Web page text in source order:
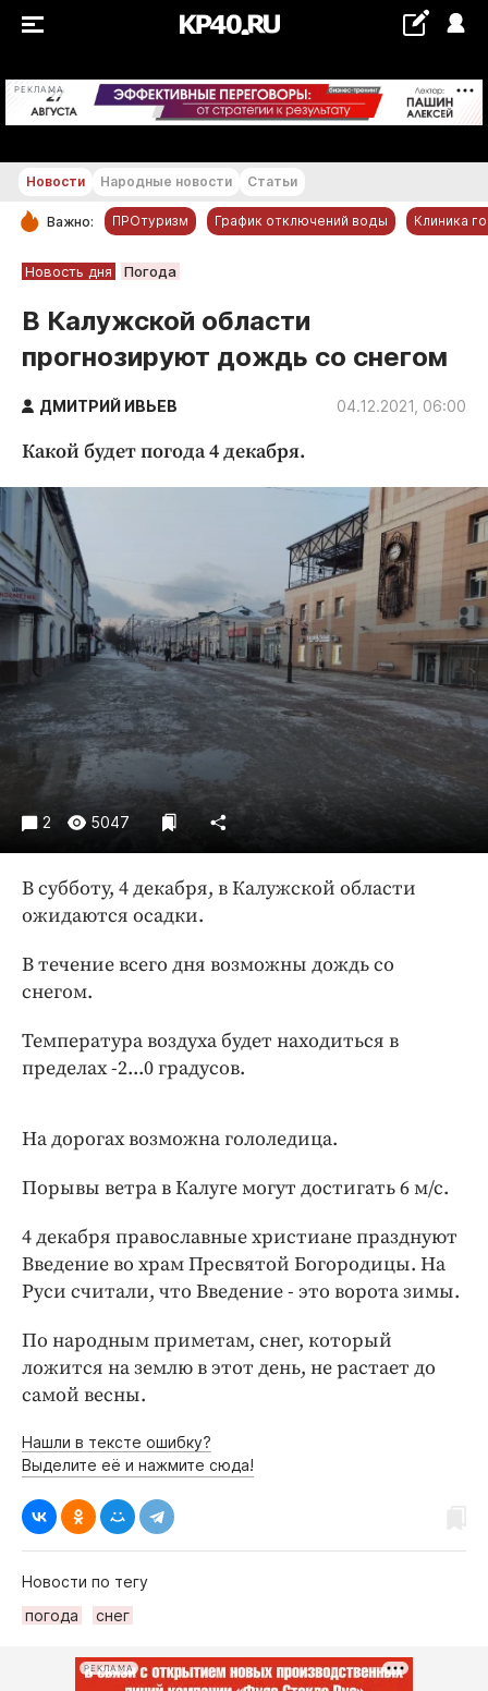
РЕКЛАМА +27...+28 °С
РУБРИКИ
Новости компаний
Статьи
Народные новости
Авто и транспорт
Благоустройство
Культура
Недвижимость и ЖКХ
Образование
Общество
Погода
Праздники
Происшествия
Спорт
Экономика и бизнес
Блоги
Издания
Бренд года
Работодатель года
Новости Народные новости Статьи
Важно: ПРОтуризм График отключений воды Клиника
Новость дня Погода
В Калужской области
прогнозируют дождь со снегом
ДМИТРИЙ ИВЬЕВ 04.12.2021, 06:00
Какой будет погода 4 декабря.
2 5047
В субботу, 4 декабря, в Калужской области
ожидаются осадки.
В течение всего дня возможны дождь со
снегом.
Температура воздуха будет находиться в
пределах -2...0 градусов.
На дорогах возможна гололедица.
Порывы ветра в Калуге могут достигать 6 м/с.
4 декабря православные христиане празднуют
Введение во храм Пресвятой Богородицы. На
Руси считали, что Введение - это ворота зимы.
По народным приметам, снег, который
ложится на землю в этот день, не растает до
самой весны.
Нашли в тексте ошибку?
Выделите её и нажмите сюда!
Новости по тегу
погода
снег
РЕКЛАМА